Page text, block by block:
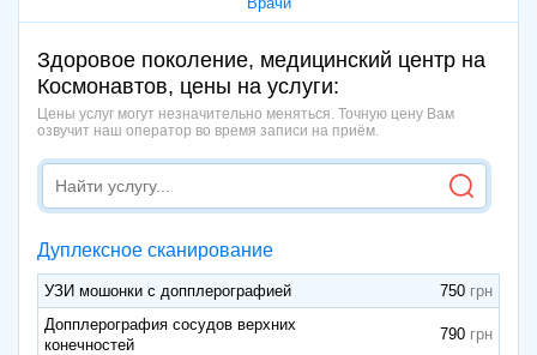
Здоровое поколение, медицинский центр на
Космонавтов, цены на услуги:
Цены услуг могут незначительно меняться. Точную цену Вам
озвучит наш оператор во время записи на приём.
Дуплексное сканирование
УЗИ мошонки с допплерографией
750
Допплерография сосудов верхних
конечностей
790